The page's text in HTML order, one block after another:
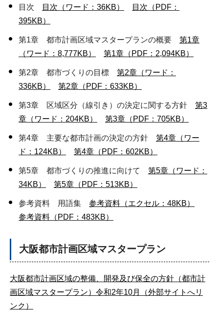
目次 目次（ワード：36KB）
目次（PDF：
395KB）
第1章 都市計画区域マスタープランの概要 第1章
（ワード：8,777KB）
第1章（PDF：2,094KB）
第2章 都市づくりの目標 第2章（ワード：
336KB）
第2章（PDF：633KB）
第3章 区域区分（線引き）の決定に関する方針 第3
章（ワード：204KB）
第3章（PDF：705KB）
第4章 主要な都市計画の決定の方針 第4章（ワー
ド：124KB）
第4章（PDF：602KB）
第5章 都市づくりの推進に向けて 第5章（ワード：
34KB）
第5章（PDF：513KB）
参考資料 用語集 参考資料（エクセル：48KB）
参考資料（PDF：483KB）
大阪都市計画区域マスタープラン
大阪都市計画区域の整備、開発及び保全の方針（都市計
画区域マスタープラン）令和2年10月（外部サイトへリ
ンク）